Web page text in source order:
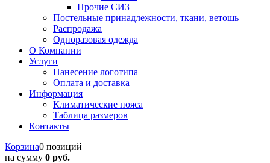
Прочие СИЗ
Постельные принадлежности, ткани, ветошь
Распродажа
Одноразовая одежда
О Компании
Услуги
Нанесение логотипа
Оплата и доставка
Информация
Климатические пояса
Таблица размеров
Контакты
Корзина0 позиций
на сумму 0 руб.